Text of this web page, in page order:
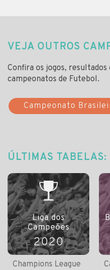
VEJA OUTROS
Confira os jogos,
campeonatos de Futebol.
Campeonato
ÚLTIMAS TABELAS:
Liga dos
Campeões
2020
Champions League